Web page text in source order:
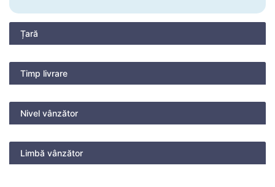
Țară
Timp livrare
Nivel vânzător
Limbă vânzător